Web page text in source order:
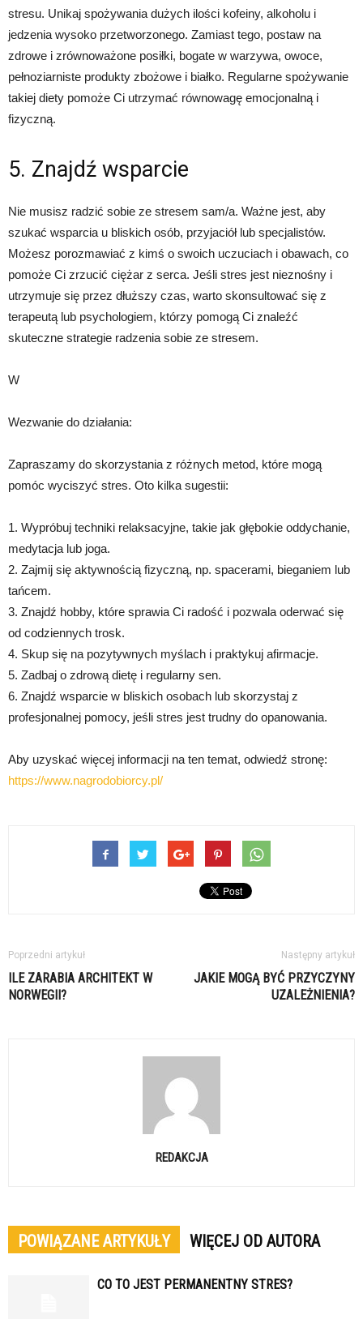
stresu. Unikaj spożywania dużych ilości kofeiny, alkoholu i
jedzenia wysoko przetworzonego. Zamiast tego, postaw na
zdrowe i zrównoważone posiłki, bogate w warzywa, owoce,
pełnoziarniste produkty zbożowe i białko. Regularne spożywanie
takiej diety pomoże Ci utrzymać równowagę emocjonalną i
fizyczną.
5. Znajdź wsparcie
Nie musisz radzić sobie ze stresem sam/a. Ważne jest, aby
szukać wsparcia u bliskich osób, przyjaciół lub specjalistów.
Możesz porozmawiać z kimś o swoich uczuciach i obawach, co
pomoże Ci zrzucić ciężar z serca. Jeśli stres jest nieznośny i
utrzymuje się przez dłuższy czas, warto skonsultować się z
terapeutą lub psychologiem, którzy pomogą Ci znaleźć
skuteczne strategie radzenia sobie ze stresem.
W
Wezwanie do działania:
Zapraszamy do skorzystania z różnych metod, które mogą
pomóc wyciszyć stres. Oto kilka sugestii:
1. Wypróbuj techniki relaksacyjne, takie jak głębokie oddychanie,
medytacja lub joga.
2. Zajmij się aktywnością fizyczną, np. spacerami, bieganiem lub
tańcem.
3. Znajdź hobby, które sprawia Ci radość i pozwala oderwać się
od codziennych trosk.
4. Skup się na pozytywnych myślach i praktykuj afirmacje.
5. Zadbaj o zdrową dietę i regularny sen.
6. Znajdź wsparcie w bliskich osobach lub skorzystaj z
profesjonalnej pomocy, jeśli stres jest trudny do opanowania.
Aby uzyskać więcej informacji na ten temat, odwiedź stronę:
https://www.nagrodobiorcy.pl/
Poprzedni artykuł
ILE ZARABIA ARCHITEKT W
NORWEGII?
Następny artykuł
JAKIE MOGĄ BYĆ PRZYCZYNY
UZALEŻNIENIA?
REDAKCJA
POWIĄZANE ARTYKUŁY WIĘCEJ OD AUTORA
CO TO JEST PERMANENTNY STRES?